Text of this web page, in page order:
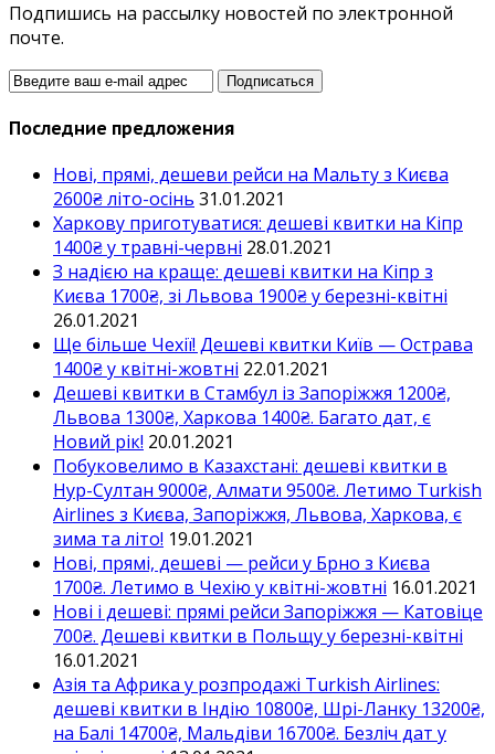
Подпишись на рассылку новостей по электронной
почте.
Последние предложения
Нові, прямі, дешеви рейси на Мальту з Києва
2600₴ літо-осінь 31.01.2021
Харкову приготуватися: дешеві квитки на Кіпр
1400₴ у травні-червні 28.01.2021
З надією на краще: дешеві квитки на Кіпр з
Києва 1700₴, зі Львова 1900₴ у березні-квітні
26.01.2021
Ще більше Чехії! Дешеві квитки Київ — Острава
1400₴ у квітні-жовтні 22.01.2021
Дешеві квитки в Стамбул із Запоріжжя 1200₴,
Львова 1300₴, Харкова 1400₴. Багато дат, є
Новий рік! 20.01.2021
Побуковелимо в Казахстані: дешеві квитки в
Нур-Султан 9000₴, Алмати 9500₴. Летимо Turkish
Airlines з Києва, Запоріжжя, Львова, Харкова, є
зима та літо! 19.01.2021
Нові, прямі, дешеві — рейси у Брно з Києва
1700₴. Летимо в Чехію у квітні-жовтні 16.01.2021
Нові і дешеві: прямі рейси Запоріжжя — Катовіце
700₴. Дешеві квитки в Польщу у березні-квітні
16.01.2021
Азія та Африка у розпродажі Turkish Airlines:
дешеві квитки в Індію 10800₴, Шрі-Ланку 13200₴,
на Балі 14700₴, Мальдіви 16700₴. Безліч дат у